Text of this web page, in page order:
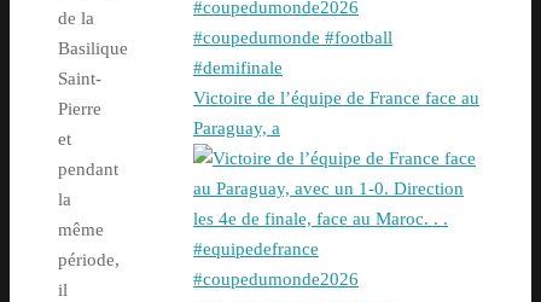
de la
Basilique
Saint-
Pierre
et
pendant
la
même
période,
il
Victoire de l’équipe de France face au
Paraguay, a